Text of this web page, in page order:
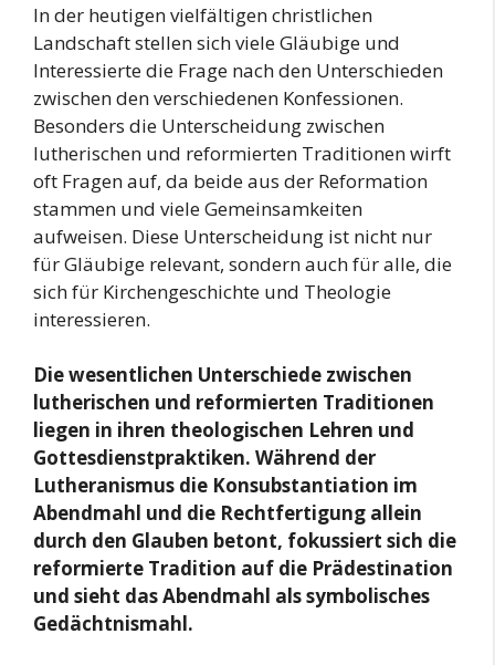
In der heutigen vielfältigen christlichen
Landschaft stellen sich viele Gläubige und
Interessierte die Frage nach den Unterschieden
zwischen den verschiedenen Konfessionen.
Besonders die Unterscheidung zwischen
lutherischen und reformierten Traditionen wirft
oft Fragen auf, da beide aus der Reformation
stammen und viele Gemeinsamkeiten
aufweisen. Diese Unterscheidung ist nicht nur
für Gläubige relevant, sondern auch für alle, die
sich für Kirchengeschichte und Theologie
interessieren.
Die wesentlichen Unterschiede zwischen
lutherischen und reformierten Traditionen
liegen in ihren theologischen Lehren und
Gottesdienstpraktiken. Während der
Lutheranismus die Konsubstantiation im
Abendmahl und die Rechtfertigung allein
durch den Glauben betont, fokussiert sich die
reformierte Tradition auf die Prädestination
und sieht das Abendmahl als symbolisches
Gedächtnismahl.